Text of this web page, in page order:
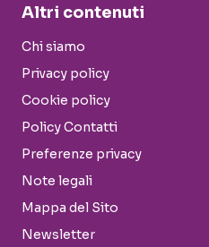
Altri contenuti
Chi siamo
Privacy policy
Cookie policy
Policy Contatti
Preferenze privacy
Note legali
Mappa del Sito
Newsletter